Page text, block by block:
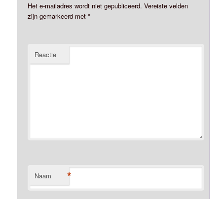
Het e-mailadres wordt niet gepubliceerd. Vereiste velden
zijn gemarkeerd met*
Reactie
Naam *